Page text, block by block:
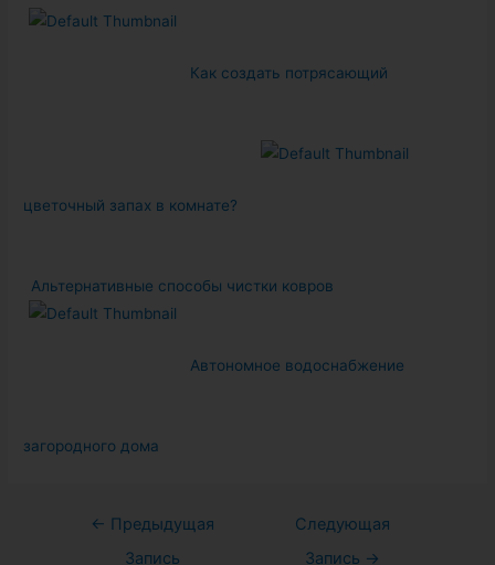
Как создать потрясающий
цветочный запах в комнате?
Альтернативные способы чистки ковров
Автономное водоснабжение
загородного дома
Навигация
← Предыдущая
Запись
Следующая
Запись →